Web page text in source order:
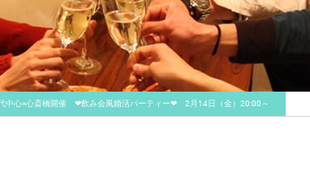
中心×心斎橋開催 ❤飲み会風婚活パーティー❤ 2月14日（金）20:00～